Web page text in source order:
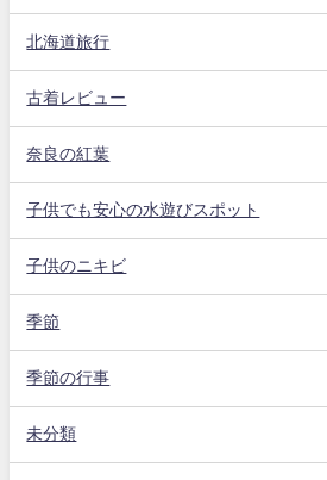
北海道旅行
古着レビュー
奈良の紅葉
子供でも安心の水遊びスポット
子供のニキビ
季節
季節の行事
未分類